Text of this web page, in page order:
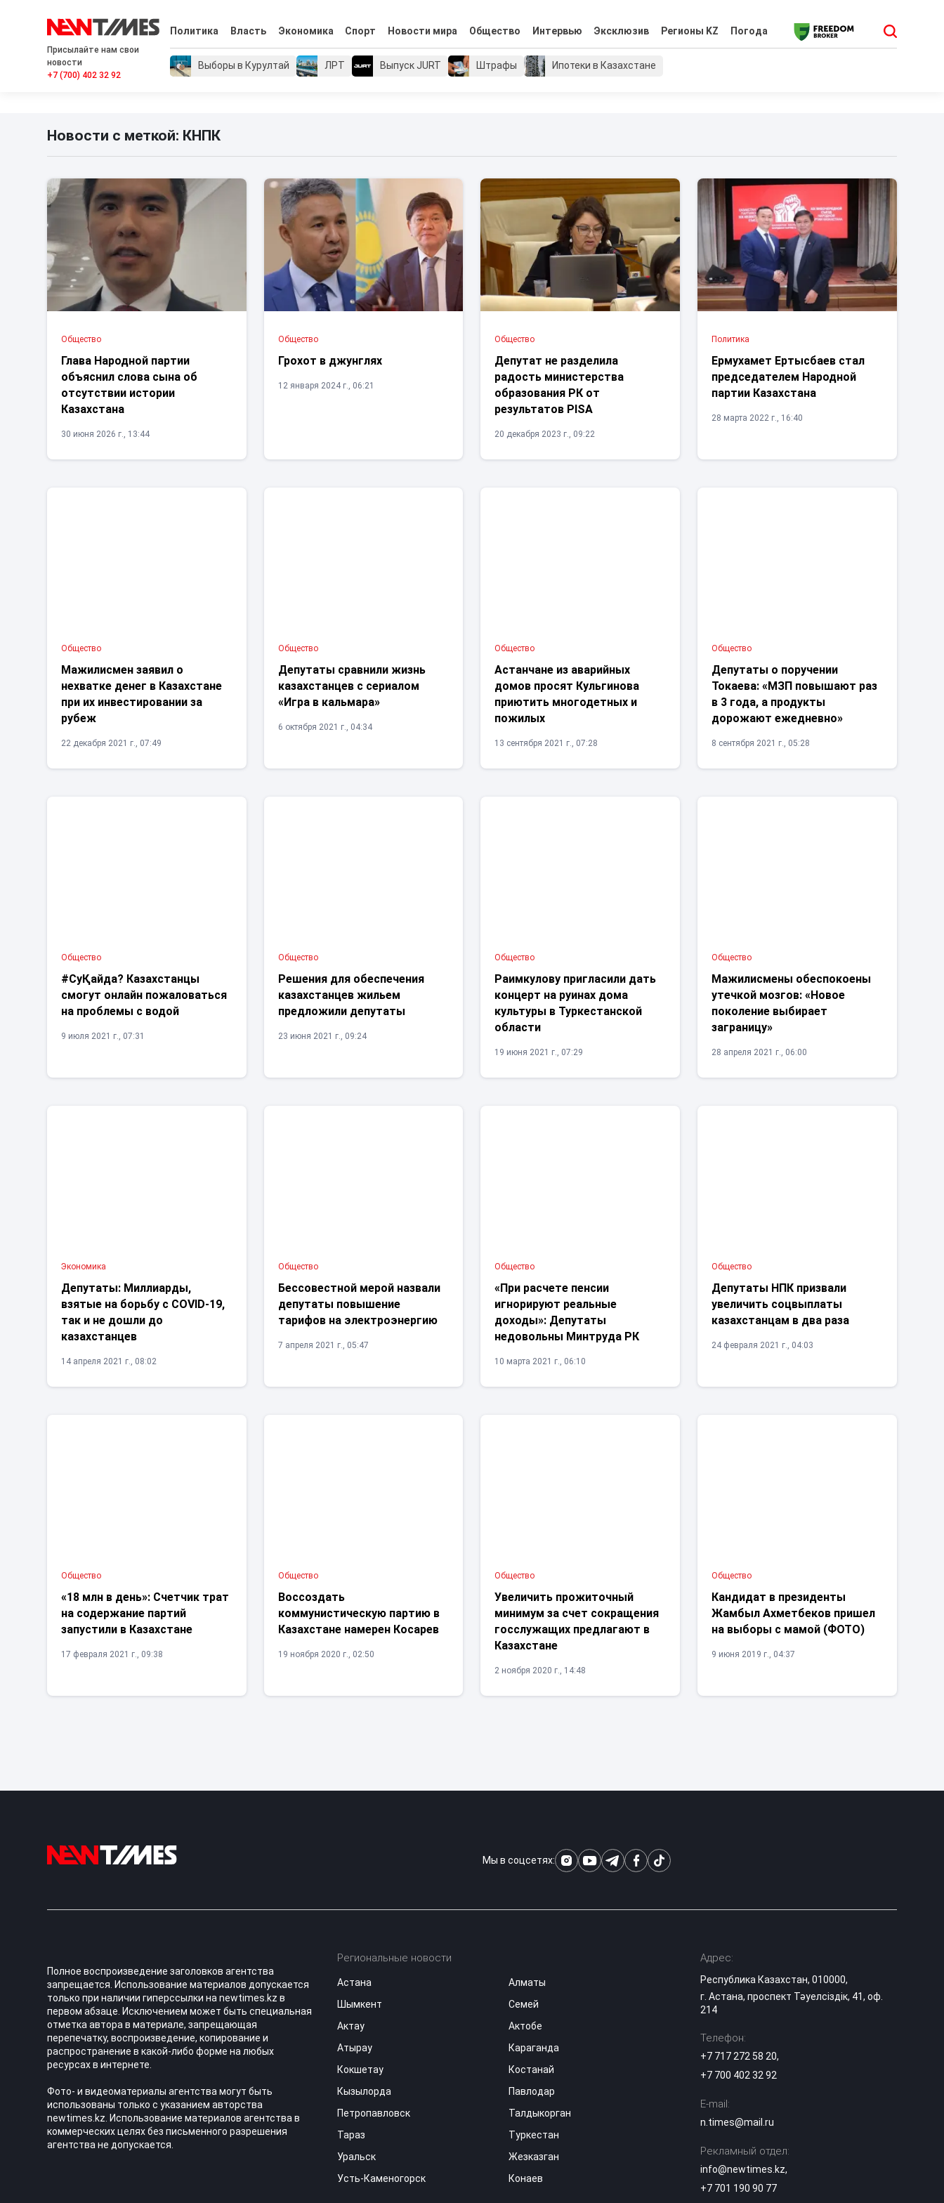
Присылайте нам свои
новости
+7 (700) 402 32 92
Политика Власть Экономика Спорт Новости мира Общество Интервью Эксклюзив Регионы KZ Погода
Выборы в Курултай ЛРТ Выпуск JURT Штрафы Ипотеки в Казахстане
Новости с меткой: КНПК
Общество
Глава Народной партии
объяснил слова сына об
отсутствии истории
Казахстана
30 июня 2026 г., 13:44
Общество
Грохот в джунглях
12 января 2024 г., 06:21
Общество
Депутат не разделила
радость министерства
образования РК от
результатов PISA
20 декабря 2023 г., 09:22
Политика
Ермухамет Ертысбаев стал
председателем Народной
партии Казахстана
28 марта 2022 г., 16:40
Общество
Мажилисмен заявил о
нехватке денег в Казахстане
при их инвестировании за
рубеж
22 декабря 2021 г., 07:49
Общество
Депутаты сравнили жизнь
казахстанцев с сериалом
«Игра в кальмара»
6 октября 2021 г., 04:34
Общество
Астанчане из аварийных
домов просят Кульгинова
приютить многодетных и
пожилых
13 сентября 2021 г., 07:28
Общество
Депутаты о поручении
Токаева: «МЗП повышают раз
в 3 года, а продукты
дорожают ежедневно»
8 сентября 2021 г., 05:28
Общество
#СуҚайда? Казахстанцы
смогут онлайн пожаловаться
на проблемы с водой
9 июля 2021 г., 07:31
Общество
Решения для обеспечения
казахстанцев жильем
предложили депутаты
23 июня 2021 г., 09:24
Общество
Раимкулову пригласили дать
концерт на руинах дома
культуры в Туркестанской
области
19 июня 2021 г., 07:29
Общество
Мажилисмены обеспокоены
утечкой мозгов: «Новое
поколение выбирает
заграницу»
28 апреля 2021 г., 06:00
Экономика
Депутаты: Миллиарды,
взятые на борьбу с COVID-19,
так и не дошли до
казахстанцев
14 апреля 2021 г., 08:02
Общество
Бессовестной мерой назвали
депутаты повышение
тарифов на электроэнергию
7 апреля 2021 г., 05:47
Общество
«При расчете пенсии
игнорируют реальные
доходы»: Депутаты
недовольны Минтруда РК
10 марта 2021 г., 06:10
Общество
Депутаты НПК призвали
увеличить соцвыплаты
казахстанцам в два раза
24 февраля 2021 г., 04:03
Общество
«18 млн в день»: Счетчик трат
на содержание партий
запустили в Казахстане
17 февраля 2021 г., 09:38
Общество
Воссоздать
коммунистическую партию в
Казахстане намерен Косарев
19 ноября 2020 г., 02:50
Общество
Увеличить прожиточный
минимум за счет сокращения
госслужащих предлагают в
Казахстане
2 ноября 2020 г., 14:48
Общество
Кандидат в президенты
Жамбыл Ахметбеков пришел
на выборы с мамой (ФОТО)
9 июня 2019 г., 04:37
Мы в соцсетях:
Полное воспроизведение заголовков агентства
запрещается. Использование материалов допускается
только при наличии гиперссылки на newtimes.kz в
первом абзаце. Исключением может быть специальная
отметка автора в материале, запрещающая
перепечатку, воспроизведение, копирование и
распространение в какой-либо форме на любых
ресурсах в интернете.
Фото- и видеоматериалы агентства могут быть
использованы только с указанием авторства
newtimes.kz. Использование материалов агентства в
коммерческих целях без письменного разрешения
агентства не допускается.
Региональные новости
Астана
Алматы
Шымкент
Семей
Актау
Актобе
Атырау
Караганда
Кокшетау
Костанай
Кызылорда
Павлодар
Петропавловск
Талдыкорган
Тараз
Туркестан
Уральск
Жезказган
Усть-Каменогорск
Конаев
Адрес:
Республика Казахстан, 010000,
г. Астана, проспект Тәуелсіздік, 41, оф.
214
Телефон:
+7 717 272 58 20,
+7 700 402 32 92
E-mail:
n.times@mail.ru
Рекламный отдел:
info@newtimes.kz,
+7 701 190 90 77